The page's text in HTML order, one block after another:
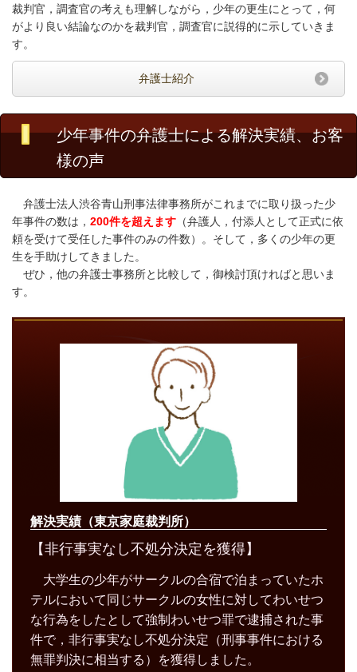
裁判官，調査官の考えも理解しながら，少年の更生にとって，何
がより良い結論なのかを裁判官，調査官に説得的に示していきま
す。
弁護士紹介
少年事件の弁護士による解決実績、お客
様の声
弁護士法人渋谷青山刑事法律事務所がこれまでに取り扱った少
年事件の数は， 200件を超えます （弁護人，付添人として正式に依
頼を受けて受任した事件のみの件数）。そして，多くの少年の更
生を手助けしてきました。
ぜひ，他の弁護士事務所と比較して，御検討頂ければと思いま
す。
解決実績（東京家庭裁判所）
【非行事実なし不処分決定を獲得】
大学生の少年がサークルの合宿で泊まっていたホ
テルにおいて同じサークルの女性に対してわいせつ
な行為をしたとして強制わいせつ罪で逮捕された事
件で，非行事実なし不処分決定（刑事事件における
無罪判決に相当する）を獲得しました。